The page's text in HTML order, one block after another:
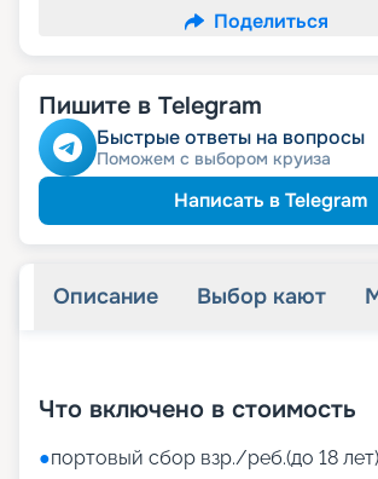
Поделиться
Пишите в Telegram
Быстрые ответы на вопросы
Поможем с выбором круиза
Написать в Telegram
Описание Выбор кают
Что включено в стоимость
●портовый сбор взр./реб.(до 18